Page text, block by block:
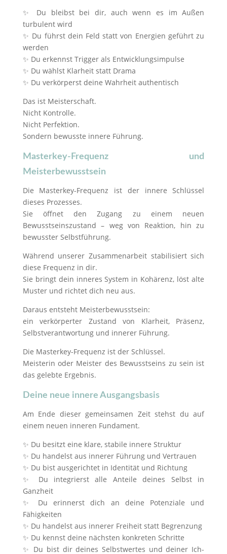
✨ Du bleibst bei dir, auch wenn es im Außen
turbulent wird
✨ Du führst dein Feld statt von Energien geführt zu
werden
✨ Du erkennst Trigger als Entwicklungsimpulse
✨ Du wählst Klarheit statt Drama
✨ Du verkörperst deine Wahrheit authentisch
Das ist Meisterschaft.
Nicht Kontrolle.
Nicht Perfektion.
Sondern bewusste innere Führung.
Masterkey-Frequenz und
Meisterbewusstsein
Die Masterkey-Frequenz ist der innere Schlüssel
dieses Prozesses.
Sie öffnet den Zugang zu einem neuen
Bewusstseinszustand – weg von Reaktion, hin zu
bewusster Selbstführung.
Während unserer Zusammenarbeit stabilisiert sich
diese Frequenz in dir.
Sie bringt dein inneres System in Kohärenz, löst alte
Muster und richtet dich neu aus.
Daraus entsteht Meisterbewusstsein:
ein verkörperter Zustand von Klarheit, Präsenz,
Selbstverantwortung und innerer Führung.
Die Masterkey-Frequenz ist der Schlüssel.
Meisterin oder Meister des Bewusstseins zu sein ist
das gelebte Ergebnis.
Deine neue innere Ausgangsbasis
Am Ende dieser gemeinsamen Zeit stehst du auf
einem neuen inneren Fundament.
✨ Du besitzt eine klare, stabile innere Struktur
✨ Du handelst aus innerer Führung und Vertrauen
✨ Du bist ausgerichtet in Identität und Richtung
✨ Du integrierst alle Anteile deines Selbst in
Ganzheit
✨ Du erinnerst dich an deine Potenziale und
Fähigkeiten
✨ Du handelst aus innerer Freiheit statt Begrenzung
✨ Du kennst deine nächsten konkreten Schritte
✨ Du bist dir deines Selbstwertes und deiner Ich-